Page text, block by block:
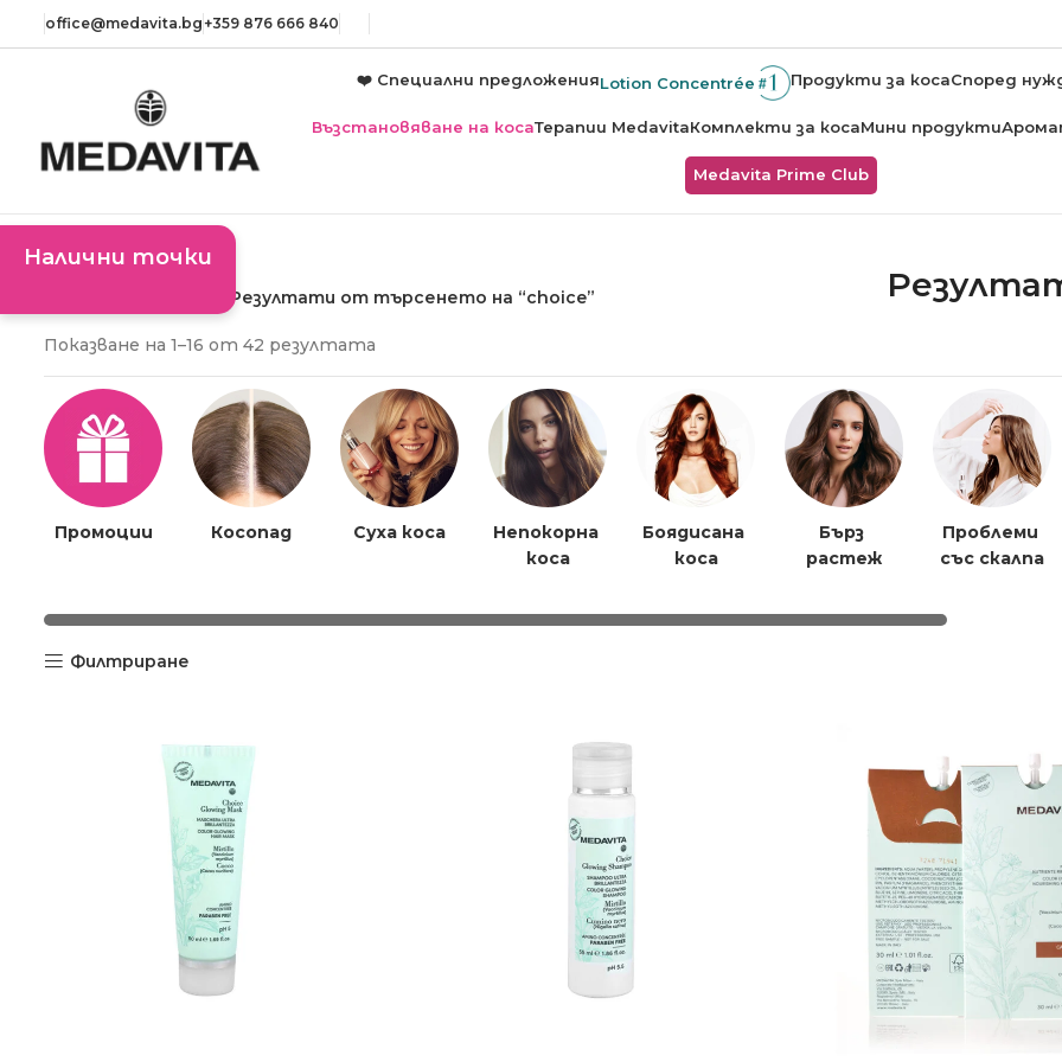
оffice@medavita.bg+359 876 666 840
❤️ Специални предложенияLotion Concentrée Продукти за косаСпоред
Възстановяване на косаТерапии MedavitaКомплекти за косаМини продукти
Medavita Prime Club
Резултати от търсенето на “choice”
Показване на 1–16 от 42 резултата
average
rating
Промоции Косопад Суха коса
Непокорна
коса
Боядисана
коса
Бърз
растеж
Проблеми
със скалпа
Филтриране
Налични точки